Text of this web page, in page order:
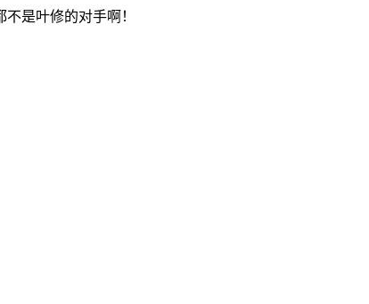
是叶修的对手啊！